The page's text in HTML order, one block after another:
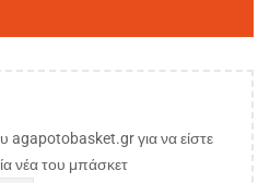
agapotobasket.gr για να είστε
νέα του μπάσκετ